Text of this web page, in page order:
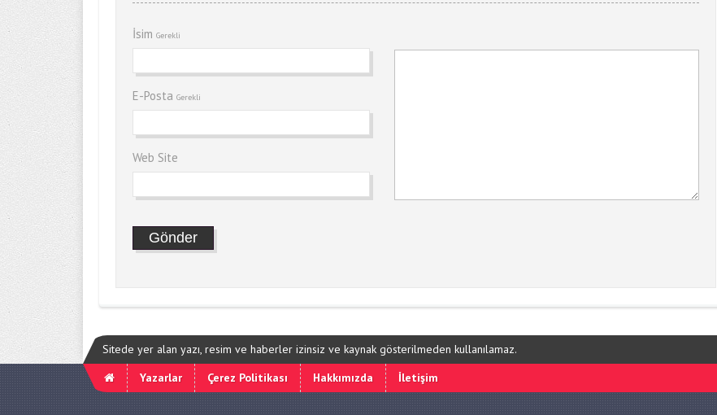
İsim Gerekli
E-Posta Gerekli
Web Site
Sitede yer alan yazı, resim ve haberler izinsiz ve kaynak gösterilmeden kullanılamaz.
Yazarlar
Çerez Politikası Hakkımızda İletişim